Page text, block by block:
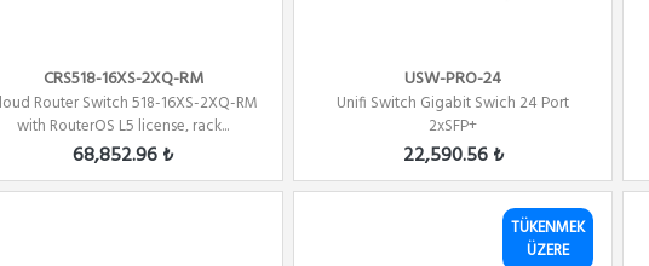
CRS518-16XS-2XQ-RM
Router Switch 518-16XS-2XQ-RM
with RouterOS L5 license, rack...
68,852.96 ₺
USW-PRO-24
Unifi Switch Gigabit Swich 24 Port
2xSFP+
22,590.56 ₺
TÜKENMEK
ÜZERE